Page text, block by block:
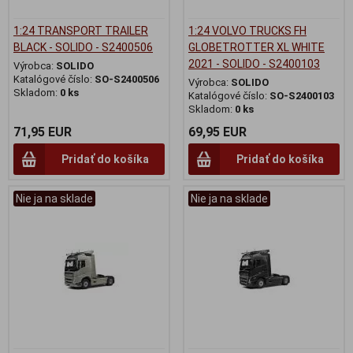
1:24 TRANSPORT TRAILER
BLACK - SOLIDO - S2400506
Výrobca: SOLIDO
Katalógové číslo: SO-S2400506
Skladom: 0 ks
71,95 EUR
Pridať do košíka
1:24 VOLVO TRUCKS FH
GLOBETROTTER XL WHITE
2021 - SOLIDO - S2400103
Výrobca: SOLIDO
Katalógové číslo: SO-S2400103
Skladom: 0 ks
69,95 EUR
Pridať do košíka
Nie ja na sklade Nie ja na sklade